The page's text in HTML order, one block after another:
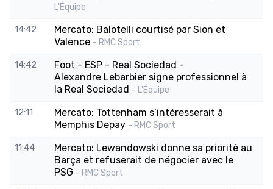
L'Équipe
14:42
Mercato: Balotelli courtisé par Sion et
Valence - RMC Sport
14:42
Foot - ESP - Real Sociedad -
Alexandre Lebarbier signe professionnel à
la Real Sociedad - L'Équipe
12:11
Mercato: Tottenham s’intéresserait à
Memphis Depay - RMC Sport
11:44
Mercato: Lewandowski donne sa priorité au
Barça et refuserait de négocier avec le
PSG - RMC Sport